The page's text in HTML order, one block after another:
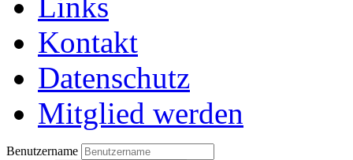
Links
Kontakt
Datenschutz
Mitglied werden
Benutzername